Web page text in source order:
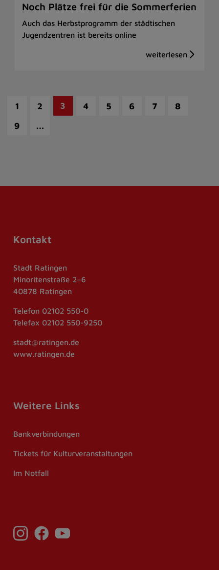
Noch Plätze frei für die Sommerferien
Auch das Herbstprogramm der städtischen
Jugendzentren ist bereits online
1 2 3 4 5 6 7
8
9
…
Kontakt
Stadt Ratingen
Minoritenstraße 2–6
40878 Ratingen
Telefon 02102 550-0
Telefax 02102 550-9250
stadt@ratingen.de
www.ratingen.de
Weitere Links
Bankverbindungen
Tickets für Kulturveranstaltungen
Im Notfall